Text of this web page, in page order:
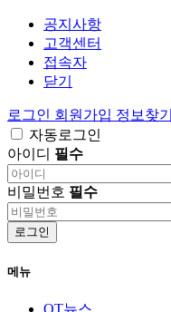
공지사항
고객센터
접속자
닫기
로그인 회원가입 정보찾기
자동로그인
아이디 필수
비밀번호 필수
로그인
메뉴
OT뉴스